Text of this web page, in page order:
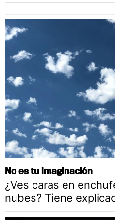
No es tu imaginación
¿Ves caras en
nubes? Tiene